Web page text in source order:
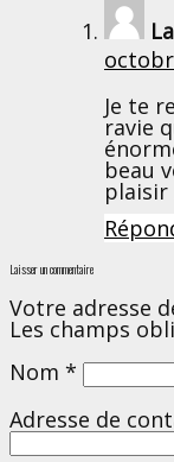
Je te
ravie
beau
plaisir
Laisser un commentaire
Votre adresse
Les champs
Nom *
Adresse de